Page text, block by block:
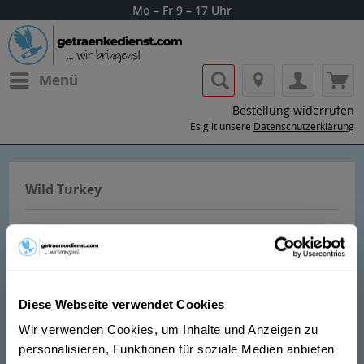
Diese Webseite verwendet Cookies
Wir verwenden Cookies, um Inhalte und Anzeigen zu
personalisieren, Funktionen für soziale Medien anbieten
Mo – Fr 9 – 17 Uhr
Menü
Bestellung widerrufen
Es gilt unsere Datenschutzerklärung
Wild Turkey
nach Hause oder ins Büro liefern.